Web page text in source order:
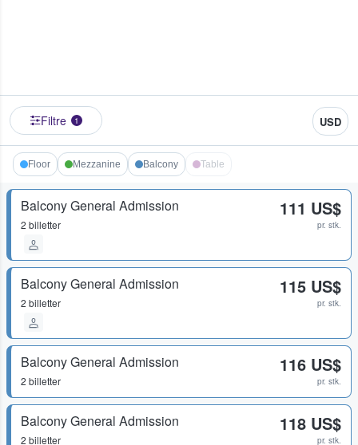
Filtre 1 USD
Floor Mezzanine Balcony Table
Balcony General Admission
2 billetter
111 US$
pr. stk.
Balcony General Admission
2 billetter
115 US$
pr. stk.
Balcony General Admission
2 billetter
116 US$
pr. stk.
Balcony General Admission
2 billetter
118 US$
pr. stk.